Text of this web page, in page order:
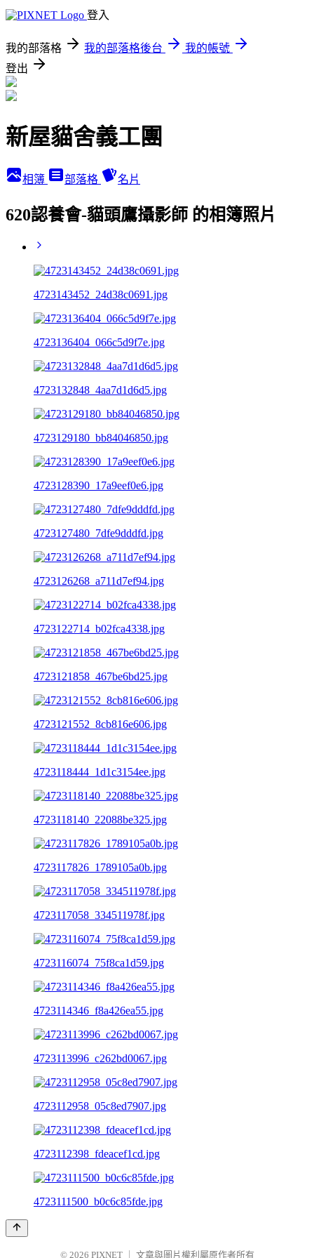
登入
我的部落格 我的部落格後台
我的帳號
登出
新屋貓舍義工團
相簿 部落格 名片
620認養會-貓頭鷹攝影師 的相簿照片
4723143452_24d38c0691.jpg
4723136404_066c5d9f7e.jpg
4723132848_4aa7d1d6d5.jpg
4723129180_bb84046850.jpg
4723128390_17a9eef0e6.jpg
4723127480_7dfe9dddfd.jpg
4723126268_a711d7ef94.jpg
4723122714_b02fca4338.jpg
4723121858_467be6bd25.jpg
4723121552_8cb816e606.jpg
4723118444_1d1c3154ee.jpg
4723118140_22088be325.jpg
4723117826_1789105a0b.jpg
4723117058_334511978f.jpg
4723116074_75f8ca1d59.jpg
4723114346_f8a426ea55.jpg
4723113996_c262bd0067.jpg
4723112958_05c8ed7907.jpg
4723112398_fdeacef1cd.jpg
4723111500_b0c6c85fde.jpg
© 2026 PIXNET 文章與圖片權利屬原作者所有